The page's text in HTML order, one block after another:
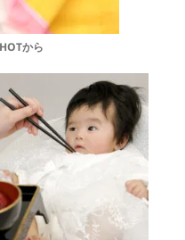
から